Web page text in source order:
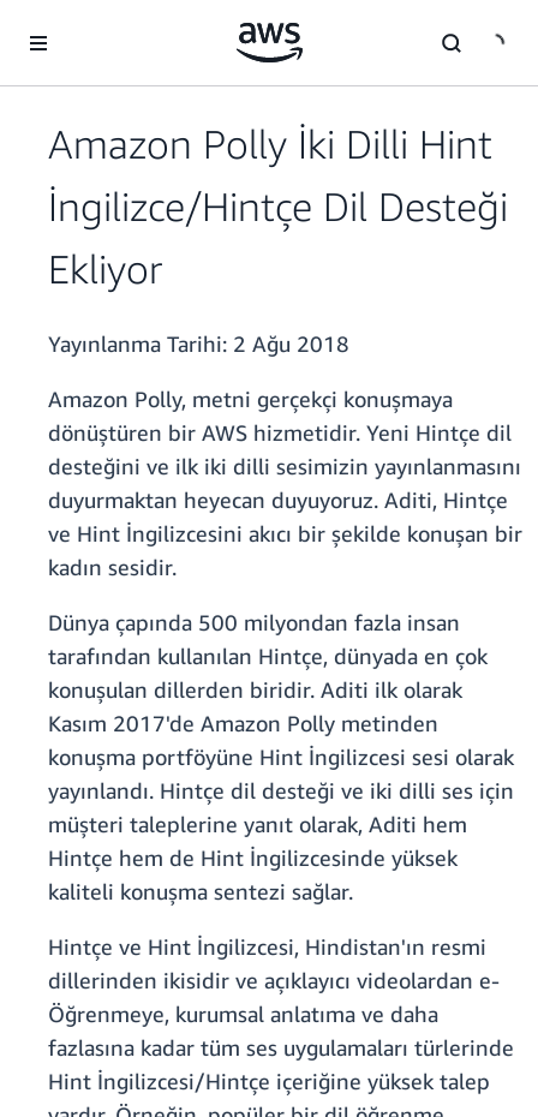
Amazon Polly İki Dilli Hint
İngilizce/Hintçe Dil Desteği
Ekliyor
Yayınlanma Tarihi: 2 Ağu 2018
Amazon Polly, metni gerçekçi konuşmaya
dönüştüren bir AWS hizmetidir. Yeni Hintçe dil
desteğini ve ilk iki dilli sesimizin yayınlanmasını
duyurmaktan heyecan duyuyoruz. Aditi, Hintçe
ve Hint İngilizcesini akıcı bir şekilde konuşan bir
kadın sesidir.
Dünya çapında 500 milyondan fazla insan
tarafından kullanılan Hintçe, dünyada en çok
konuşulan dillerden biridir. Aditi ilk olarak
Kasım 2017'de Amazon Polly metinden
konuşma portföyüne Hint İngilizcesi sesi olarak
yayınlandı. Hintçe dil desteği ve iki dilli ses için
müşteri taleplerine yanıt olarak, Aditi hem
Hintçe hem de Hint İngilizcesinde yüksek
kaliteli konuşma sentezi sağlar.
Hintçe ve Hint İngilizcesi, Hindistan'ın resmi
dillerinden ikisidir ve açıklayıcı videolardan e-
Öğrenmeye, kurumsal anlatıma ve daha
fazlasına kadar tüm ses uygulamaları türlerinde
Hint İngilizcesi/Hintçe içeriğine yüksek talep